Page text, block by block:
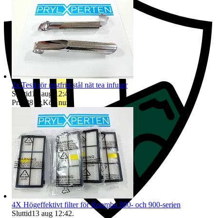
2x Tesil rör rostfritt stål nät tea infuser
Sluttid13 aug 12:41
.
Pris:
88 kr,Köp nu.
4X Högeffektivt filter för Roomba 800- och 900-serien
Sluttid13 aug 12:42.